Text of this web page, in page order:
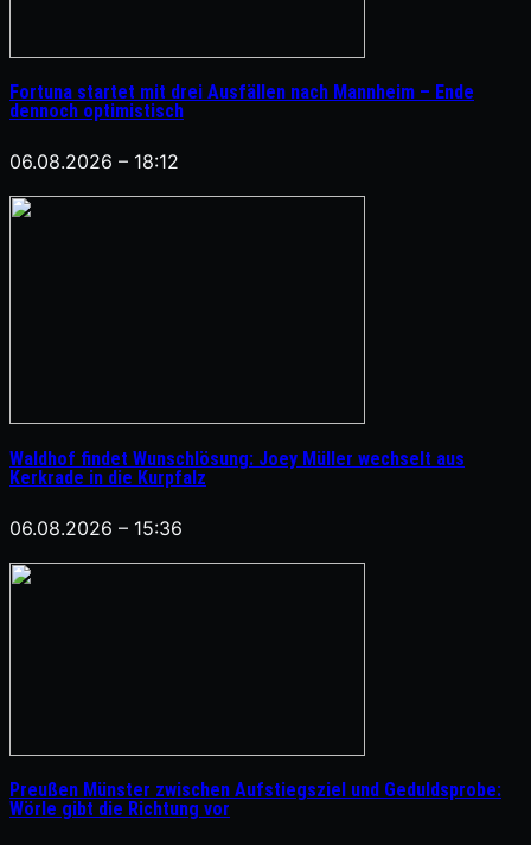
Fortuna startet mit drei Ausfällen nach Mannheim – Ende
dennoch optimistisch
06.08.2026 – 18:12
Waldhof findet Wunschlösung: Joey Müller wechselt aus
Kerkrade in die Kurpfalz
06.08.2026 – 15:36
Preußen Münster zwischen Aufstiegsziel und Geduldsprobe:
Wörle gibt die Richtung vor